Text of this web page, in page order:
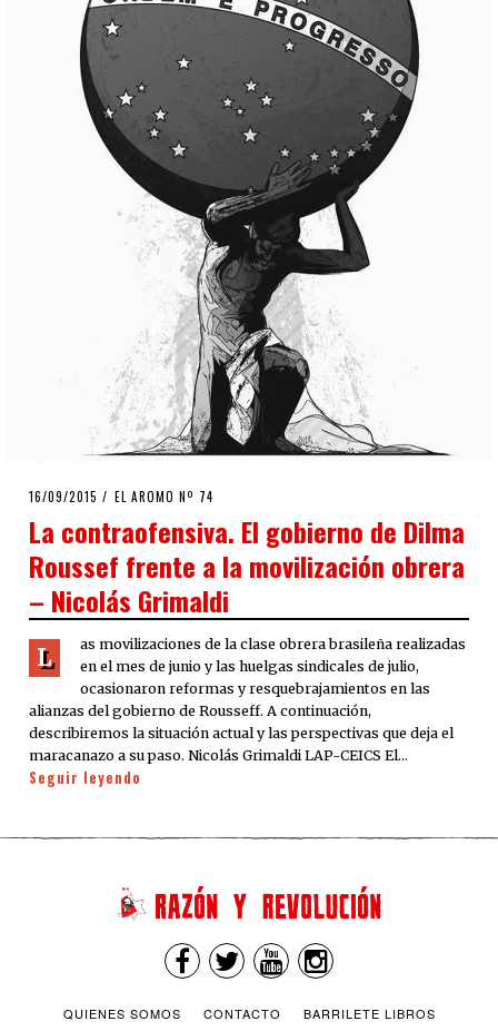
POSTED
16/09/2015 16/09/2015
EL AROMO Nº 74
La contraofensiva. El gobierno de Dilma
Roussef frente a la movilización obrera
– Nicolás Grimaldi
L
as movilizaciones de la clase obrera brasileña realizadas
en el mes de junio y las huelgas sindicales de julio,
ocasionaron reformas y resquebrajamientos en las
alianzas del gobierno de Rousseff. A continuación,
describiremos la situación actual y las perspectivas que deja el
maracanazo a su paso. Nicolás Grimaldi LAP-CEICS El…
Seguir leyendo
QUIENES SOMOS CONTACTO
BARRILETE LIBROS